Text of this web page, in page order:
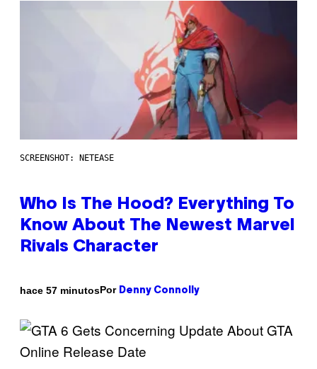
SCREENSHOT: NETEASE
Who Is The Hood? Everything To
Know About The Newest Marvel
Rivals Character
hace 57 minutosPor Denny Connolly